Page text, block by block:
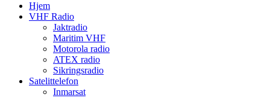
Hjem
VHF Radio
Jaktradio
Maritim VHF
Motorola radio
ATEX radio
Sikringsradio
Satelittelefon
Inmarsat